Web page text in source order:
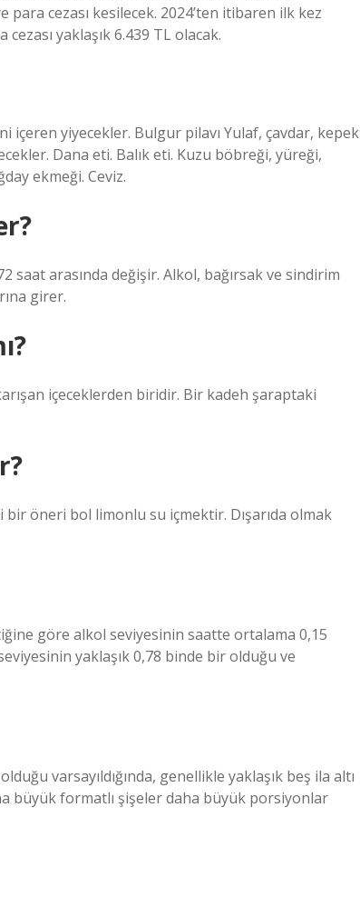
cezası kesilecek. 2024’ten itibaren ilk kez
yaklaşık 6.439 TL olacak.
içeren yiyecekler. Bulgur pilavı Yulaf, çavdar, kepek
Dana eti. Balık eti. Kuzu böbreği, yüreği,
ekmeği. Ceviz.
saat arasında değişir. Alkol, bağırsak ve sindirim
girer.
içeceklerden biridir. Bir kadeh şaraptaki
öneri bol limonlu su içmektir. Dışarıda olmak
göre alkol seviyesinin saatte ortalama 0,15
yaklaşık 0,78 binde bir olduğu ve
varsayıldığında, genellikle yaklaşık beş ila altı
büyük formatlı şişeler daha büyük porsiyonlar